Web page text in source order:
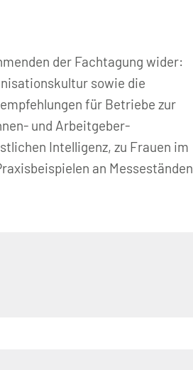
der Fachtagung wider:
sowie die
für Betriebe zur
und Arbeitgeber-
Intelligenz, zu Frauen im
an Messeständen